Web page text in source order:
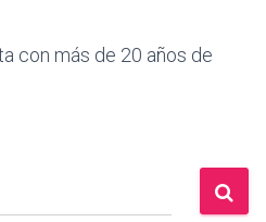
con más de 20 años de